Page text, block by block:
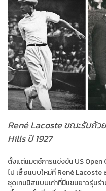
René Lacoste ขณะรับถ้ว
Hills ปี 1927
ตั้งแต่แมตช์การแข่งขัน US
ไป เสื้อแบบใหม่ที่ René Lacoste
ชุดเทนนิสแบบเก่าที่มีแขนยาวรุ่ม